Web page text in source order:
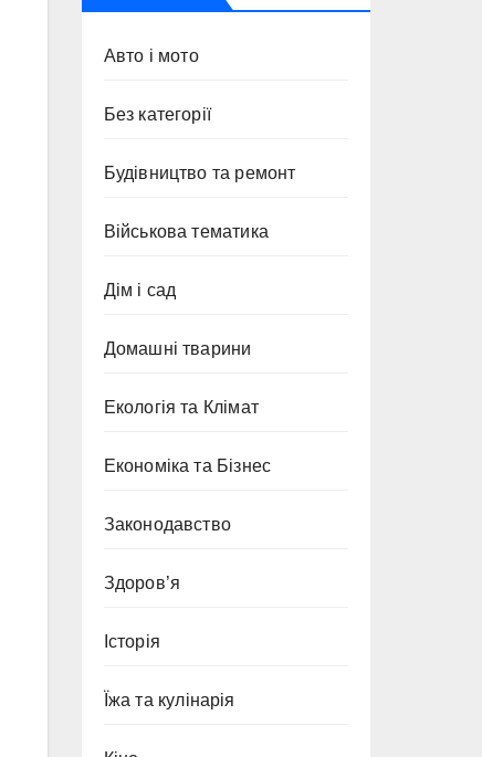
Авто і мото
Без категорії
Будівництво та ремонт
Військова тематика
Дім і сад
Домашні тварини
Екологія та Клімат
Економіка та Бізнес
Законодавство
Здоров’я
Історія
Їжа та кулінарія